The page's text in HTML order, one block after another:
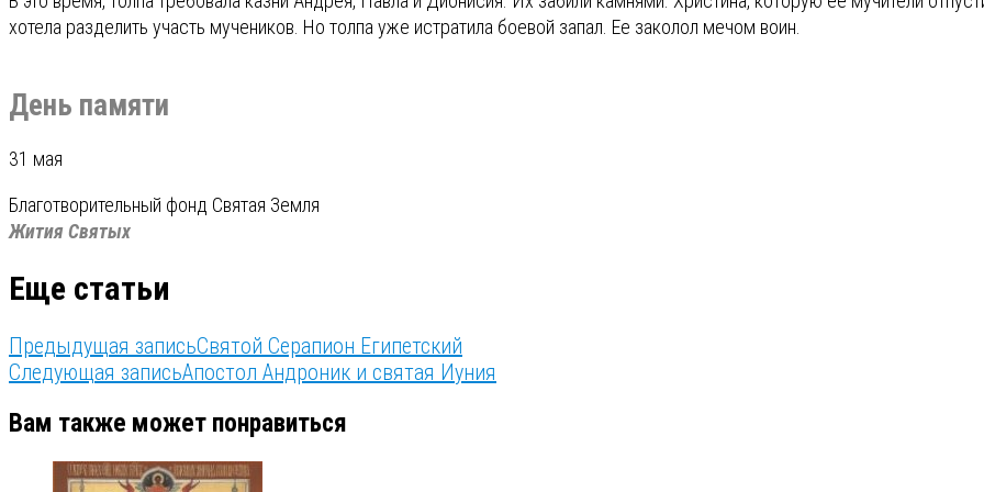
хотела разделить участь мучеников. Но толпа уже истратила боевой запал. Ее заколол мечом воин.
День памяти
31 мая
Благотворительный фонд Святая Земля
Жития Святых
Еще статьи
Предыдущая записьСвятой Серапион Египетский
Следующая записьАпостол Андроник и святая Иуния
Вам также может понравиться